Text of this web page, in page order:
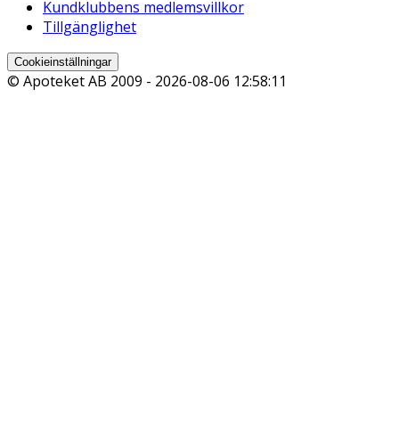
Kundklubbens medlemsvillkor
Tillgänglighet
Cookieinställningar
© Apoteket AB 2009 - 2026-08-06 12:58:11